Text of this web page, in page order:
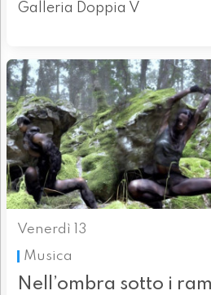
Galleria Doppia V
Venerdì 13
Musica
Nell’ombra sotto i